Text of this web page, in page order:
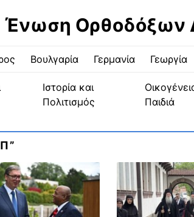
Ένωση Ορθοδόξων
Βουλγαρία Γερμανία Γεωργία
Ιστορία και
Πολιτισμός
Παιδιά